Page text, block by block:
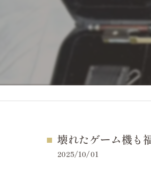
壊れたゲーム機も
2025/10/01